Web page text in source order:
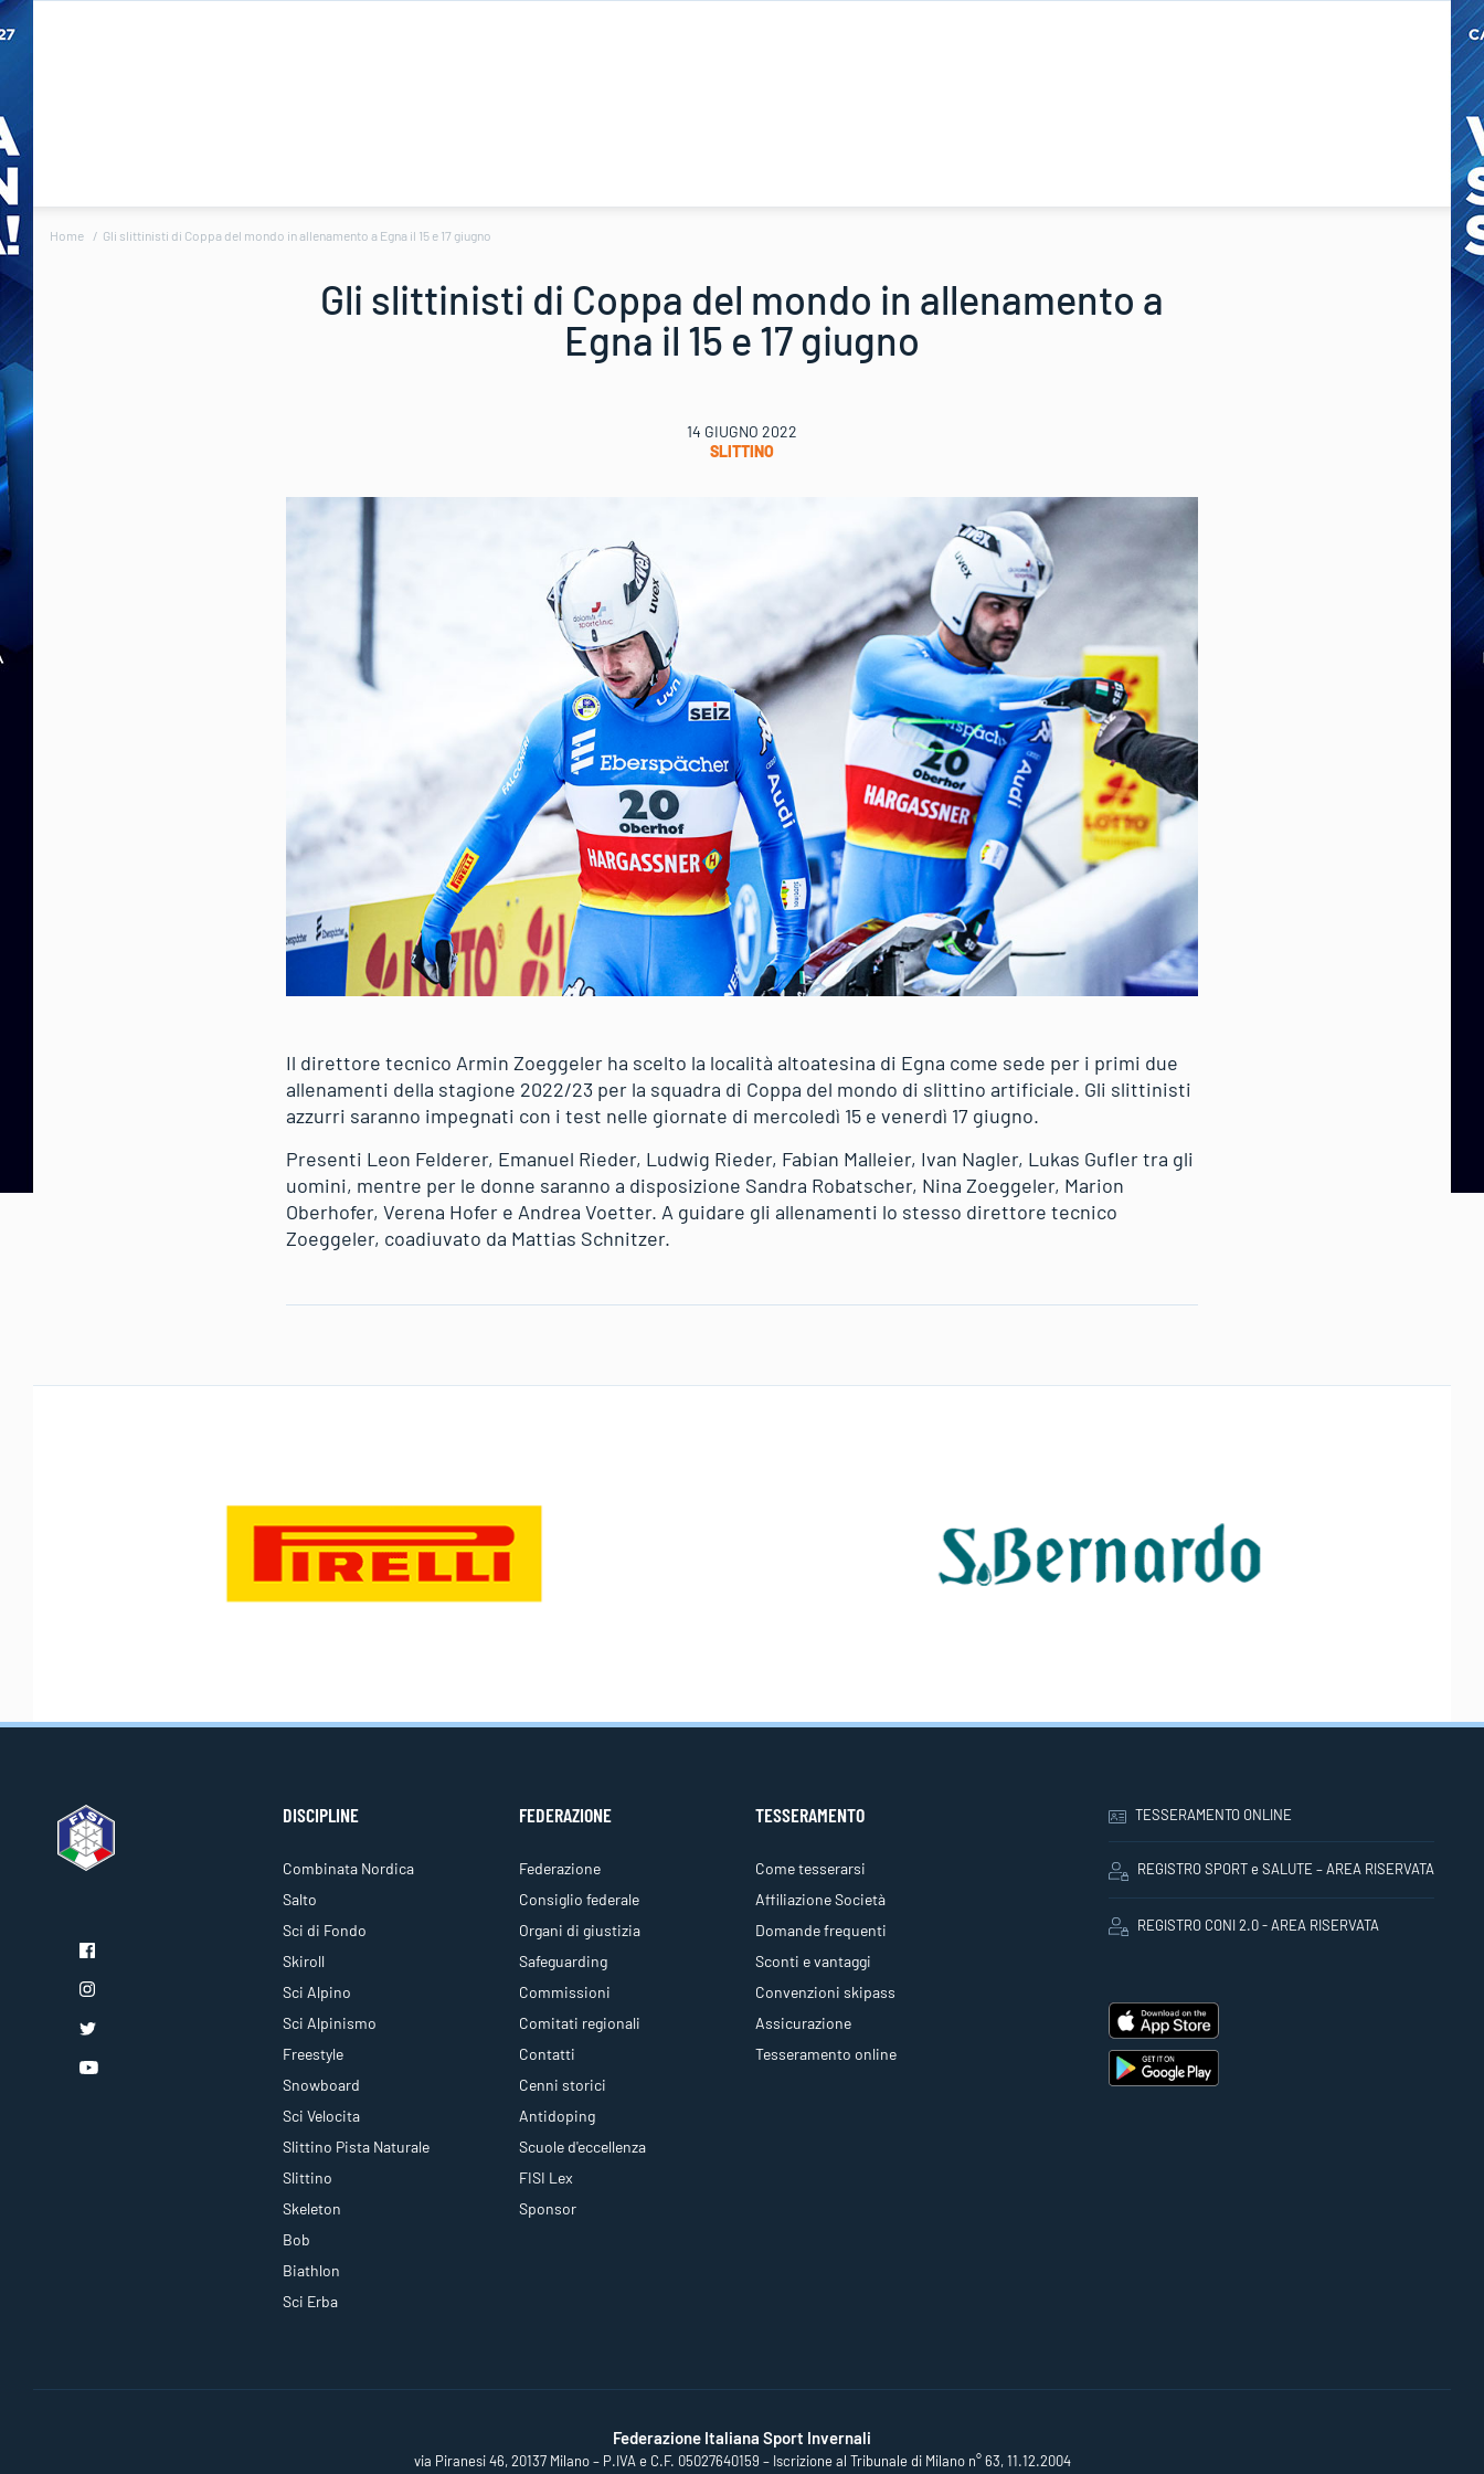
Home Gli slittinisti di Coppa del mondo in allenamento a Egna il 15 e 17 giugno
Gli slittinisti di Coppa del mondo in allenamento a
Egna il 15 e 17 giugno
14 GIUGNO 2022
SLITTINO
Il direttore tecnico Armin Zoeggeler ha scelto la località altoatesina di Egna come sede per i primi due
allenamenti della stagione 2022/23 per la squadra di Coppa del mondo di slittino artificiale. Gli slittinisti
azzurri saranno impegnati con i test nelle giornate di mercoledì 15 e venerdì 17 giugno.
Presenti Leon Felderer, Emanuel Rieder, Ludwig Rieder, Fabian Malleier, Ivan Nagler, Lukas Gufler tra gli
uomini, mentre per le donne saranno a disposizione Sandra Robatscher, Nina Zoeggeler, Marion
Oberhofer, Verena Hofer e Andrea Voetter. A guidare gli allenamenti lo stesso direttore tecnico
Zoeggeler, coadiuvato da Mattias Schnitzer.
DISCIPLINE
Combinata Nordica
Salto
Sci di Fondo
Skiroll
Sci Alpino
Sci Alpinismo
Freestyle
Snowboard
Sci Velocita
Slittino Pista Naturale
Slittino
Skeleton
Bob
Biathlon
Sci Erba
FEDERAZIONE
Federazione
Consiglio federale
Organi di giustizia
Safeguarding
Commissioni
Comitati regionali
Contatti
Cenni storici
Antidoping
Scuole d'eccellenza
FISI Lex
Sponsor
TESSERAMENTO
Come tesserarsi
Affiliazione Società
Domande frequenti
Sconti e vantaggi
Convenzioni skipass
Assicurazione
Tesseramento online
TESSERAMENTO ONLINE
REGISTRO SPORT e SALUTE – AREA RISERVATA
REGISTRO CONI 2.0 - AREA RISERVATA
Federazione Italiana Sport Invernali
via Piranesi 46, 20137 Milano – P.IVA e C.F. 05027640159 – Iscrizione al Tribunale di Milano n° 63, 11.12.2004